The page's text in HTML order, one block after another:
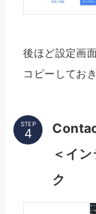
後ほど設定画
コピーしてお
STEP
＜イ
ク